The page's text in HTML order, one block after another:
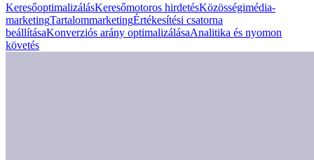
KeresőoptimalizálásKeresőmotoros hirdetésKözösségimédia-
marketingTartalommarketingÉrtékesítési csatorna
beállításaKonverziós arány optimalizálásaAnalitika és nyomon
követés